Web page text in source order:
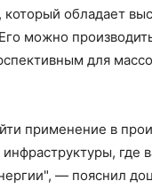
который обладает
можно
для
применение в
— пояснил